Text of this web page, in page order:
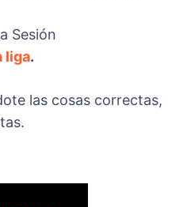
Sesión
liga.
las cosas correctas,